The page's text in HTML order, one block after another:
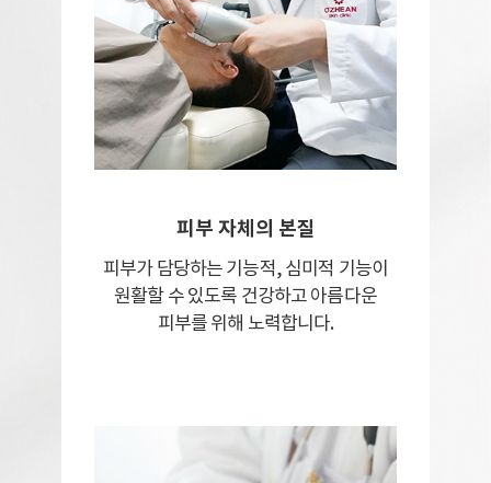
피부 자체의 본질
피부가 담당하는 기능적, 심미적 기능이
원활할 수 있도록 건강하고 아름다운
피부를 위해 노력합니다.